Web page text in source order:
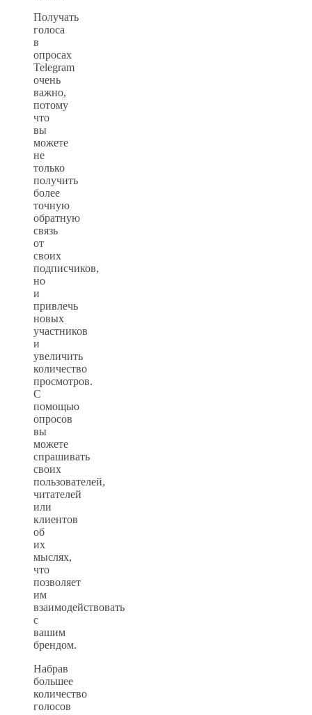
Получать
голоса
в
опросах
Telegram
очень
важно,
потому
что
вы
можете
не
только
получить
более
точную
обратную
связь
от
своих
подписчиков,
но
и
привлечь
новых
участников
и
увеличить
количество
просмотров.
С
помощью
опросов
вы
можете
спрашивать
своих
пользователей,
читателей
или
клиентов
об
их
мыслях,
что
позволяет
им
взаимодействовать
с
вашим
брендом.
Набрав
большее
количество
голосов